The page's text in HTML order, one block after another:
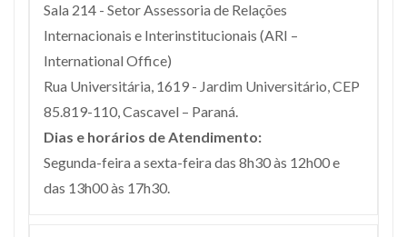
Sala 214 - Setor Assessoria de Relações
Internacionais e Interinstitucionais (ARI –
International Office)
Rua Universitária, 1619 - Jardim Universitário, CEP
85.819-110, Cascavel – Paraná.
Dias e horários de Atendimento:
Segunda-feira a sexta-feira das 8h30 às 12h00 e
das 13h00 às 17h30.